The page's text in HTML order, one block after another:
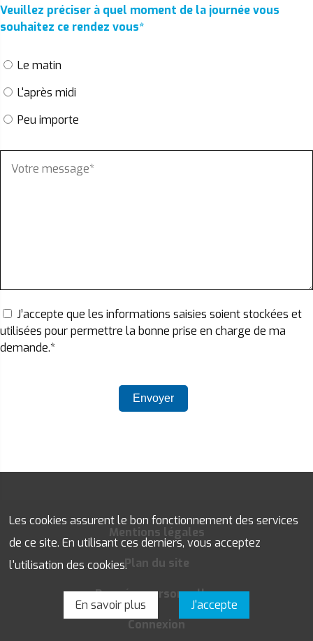
Veuillez préciser à quel moment de la journée vous
souhaitez ce rendez vous*
Le matin
L'après midi
Peu importe
J’accepte que les informations saisies soient stockées et
utilisées pour permettre la bonne prise en charge de ma
demande.*
Mentions légales
Plan du site
Données personnelles
Connexion
En savoir plus J'accepte
Les cookies assurent le bon fonctionnement des services
de ce site. En utilisant ces derniers, vous acceptez
l'utilisation des cookies.